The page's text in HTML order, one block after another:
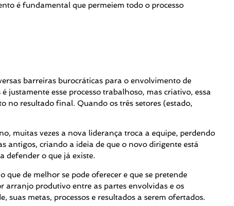
é fundamental que permeiem todo o processo
barreiras burocráticas para o envolvimento de
justamente esse processo trabalhoso, mas criativo, essa
no resultado final. Quando os três setores (estado,
muitas vezes a nova liderança troca a equipe, perdendo
antigos, criando a ideia de que o novo dirigente está
defender o que já existe.
de melhor se pode oferecer e que se pretende
arranjo produtivo entre as partes envolvidas e os
suas metas, processos e resultados a serem ofertados.